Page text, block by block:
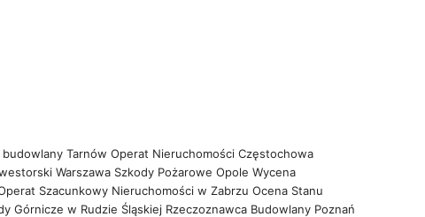
Tarnów Operat Nieruchomości Częstochowa
Warszawa Szkody Pożarowe OpoleWycena
Szacunkowy Nieruchomości w ZabrzuOcena Stanu
Górnicze w Rudzie Śląskiej Rzeczoznawca Budowlany Poznań